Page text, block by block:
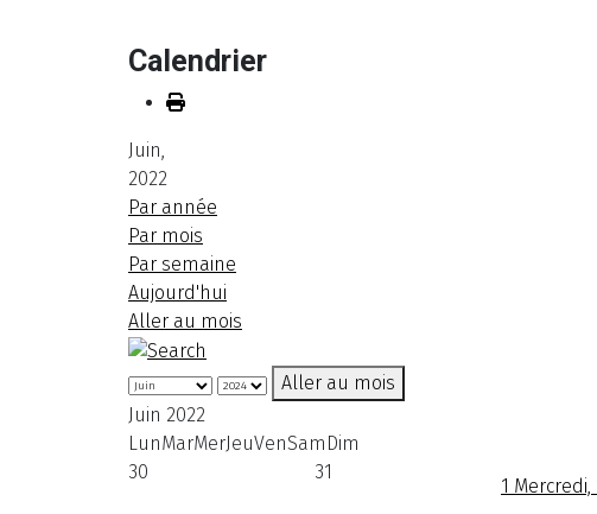
Calendrier
Juin,
2022
Par année
Par mois
Par semaine
Aujourd'hui
Aller au mois
Aller au mois
Juin 2022
LunMarMerJeuVenSam Dim
30
31
1 Mercredi,